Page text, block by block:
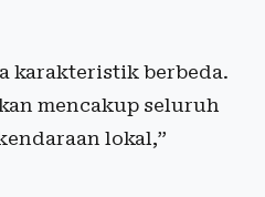
karakteristik berbeda.
mencakup seluruh
lokal,”